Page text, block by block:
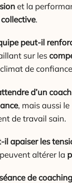
et la
.
peut-il
sur les
de confiance
d’un
, mais aussi le
de travail sain.
il apaiser les
altérer la
de